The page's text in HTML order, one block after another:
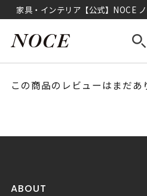
家具・インテリア【公式】NOCE
この商品のレビューはまだあ
ABOUT